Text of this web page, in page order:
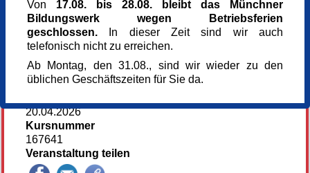
München
Kursgebühr
158 €
Andrea Müller
Kunsttherapeutin
20.04.2026
Kursnummer
167641
Veranstaltung teilen
Von 17.08. bis 28.08. bleibt das Münchner
Bildungswerk wegen Betriebsferien
geschlossen. In dieser Zeit sind wir auch
telefonisch nicht zu erreichen.
Ab Montag, den 31.08., sind wir wieder zu den
üblichen Geschäftszeiten für Sie da.